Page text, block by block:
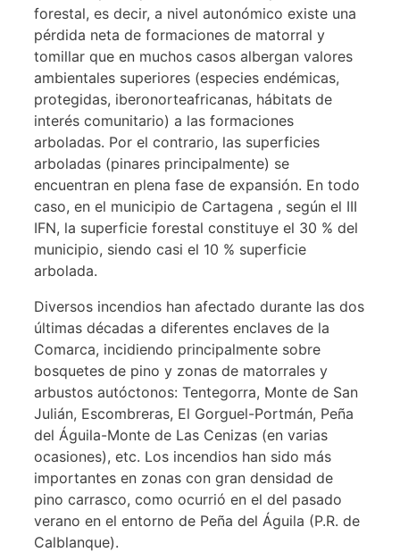
forestal, es decir, a nivel autonómico existe una
pérdida neta de formaciones de matorral y
tomillar que en muchos casos albergan valores
ambientales superiores (especies endémicas,
protegidas, iberonorteafricanas, hábitats de
interés comunitario) a las formaciones
arboladas. Por el contrario, las superficies
arboladas (pinares principalmente) se
encuentran en plena fase de expansión. En todo
caso, en el municipio de Cartagena , según el III
IFN, la superficie forestal constituye el 30 % del
municipio, siendo casi el 10 % superficie
arbolada.
Diversos incendios han afectado durante las dos
últimas décadas a diferentes enclaves de la
Comarca, incidiendo principalmente sobre
bosquetes de pino y zonas de matorrales y
arbustos autóctonos: Tentegorra, Monte de San
Julián, Escombreras, El Gorguel-Portmán, Peña
del Águila-Monte de Las Cenizas (en varias
ocasiones), etc. Los incendios han sido más
importantes en zonas con gran densidad de
pino carrasco, como ocurrió en el del pasado
verano en el entorno de Peña del Águila (P.R. de
Calblanque).